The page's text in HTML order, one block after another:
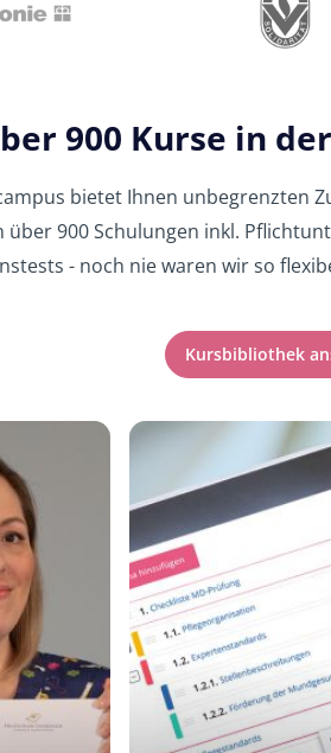
900 Kurse in
bietet Ihnen unbegrenzten
über 900 Schulungen inkl.
- noch nie waren wir so
Kursbibliothek